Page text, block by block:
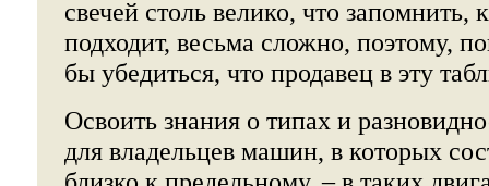
свечей столь велико, что запомнить,
подходит, весьма сложно, поэтому,
бы убедиться, что продавец в эту
Освоить знания о типах и
для владельцев машин, в которых